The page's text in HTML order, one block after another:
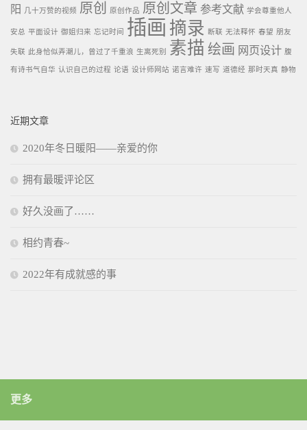
阳
几十万赞的视频 原创 原创作品 原创文章 参考文献 学会尊重他人
安总 平面设计 御姐归来 忘记时间 插画 摘录 断联 无法释怀 春望 朋友
失联 此身恰似弄潮儿，曾过了千重浪 生离死别 素描 绘画 网页设计 腹
有诗书气自华 认识自己的过程 论语 设计师网站 诺言难许 速写 道德经 那时天真 静物
近期文章
2020年冬日暖阳——亲爱的你
拥有最暖评论区
好久没画了……
相约青春~
2022年有成就感的事
更多